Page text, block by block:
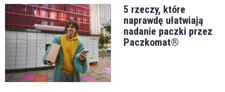
5 rzeczy, które
naprawdę ułatwiają
nadanie paczki przez
Paczkomat®